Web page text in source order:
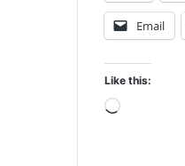
Email
Like this:
Loading…